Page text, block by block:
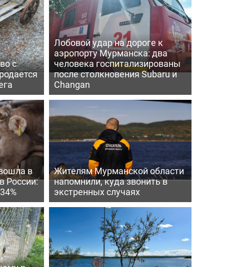
с
Лобовой удар на дороге к
аэропорту Мурманска: два
человека госпитализированы
после столкновения Subaru и
Changan
в
России:
Жителям Мурманской области
напомнили, куда звонить в
экстренных случаях